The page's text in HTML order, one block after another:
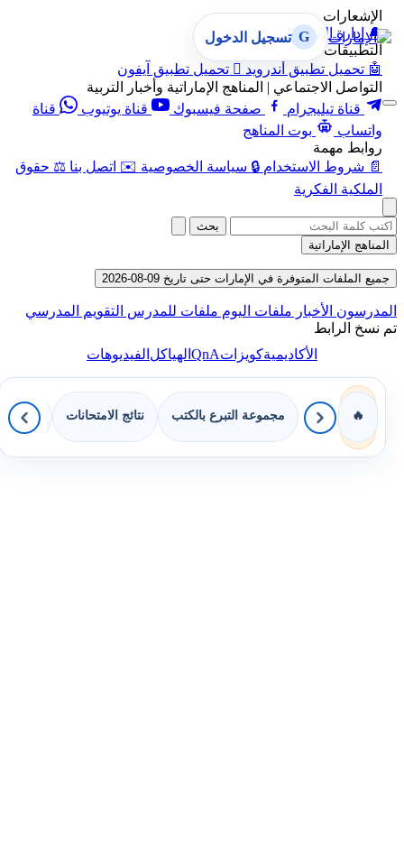
الإشعارات
🔔 إدارة الإشعارات
التطبيقات
🤖 تحميل تطبيق أندرويد  تحميل تطبيق آيفون
التواصل الاجتماعي | المناهج الإماراتية وأخبار التربية
قناة تيليجرام
صفحة فيسبوك قناة يوتيوب
قناة
واتساب
بوت المناهج
روابط مهمة
📄 شروط الاستخدام 🔒 سياسة الخصوصية ✉️ اتصل بنا ⚖️ حقوق
الملكية الفكرية
G تسجيل الدخول
بحث
المناهج الإماراتية
جميع الملفات المتوفرة في الإمارات حتى تاريخ 09-08-2026
المدرسون الأخبار ملفات اليوم ملفات للمدرس التقويم المدرسي
تم نسخ الرابط
الأكاديميةكويزاتQnAالهياكلالفيديوهات
🔥 مجموعة التبرع بالكتب نتائج الامتحانات